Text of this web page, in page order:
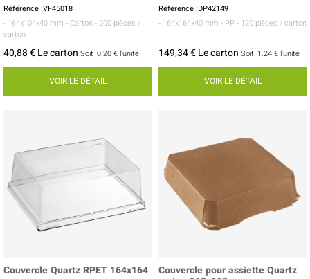
Référence :VF45018
- 164x104x40 mm - Carton - 200 pièces /
carton
40,88 € Le carton Soit 0.20 € l'unité
VOIR LE DÉTAIL
Référence :DP42149
- 164x164x40 mm - PP - 120 pièces / carton
149,34 € Le carton Soit 1.24 € l'unité
VOIR LE DÉTAIL
Couvercle Quartz RPET 164x164 Couvercle pour assiette Quartz